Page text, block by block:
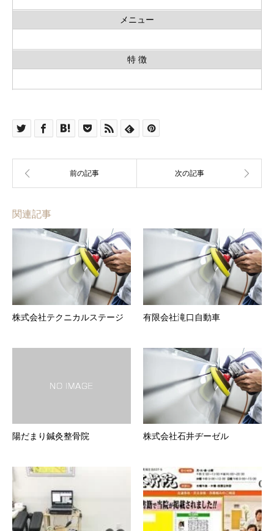
メニュー
特 徴
関連記事
株式会社テクニカルステージ 有限会社滝口自動車
陽だまり鍼灸整骨院 株式会社石井ヂーゼル